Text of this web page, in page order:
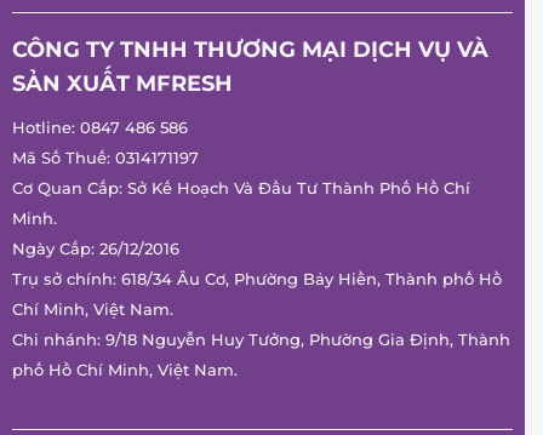
CÔNG TY TNHH THƯƠNG MẠI DỊCH VỤ VÀ
SẢN XUẤT MFRESH
Hotline: 0847 486 586
Mã Số Thuế: 0314171197
Cơ Quan Cấp: Sở Kế Hoạch Và Đầu Tư Thành Phố Hồ Chí
Minh.
Ngày Cấp: 26/12/2016
Trụ sở chính: 618/34 Âu Cơ, Phường Bảy Hiền, Thành phố Hồ
Chí Minh, Việt Nam.
Chi nhánh: 9/18 Nguyễn Huy Tưởng, Phường Gia Định, Thành
phố Hồ Chí Minh, Việt Nam.